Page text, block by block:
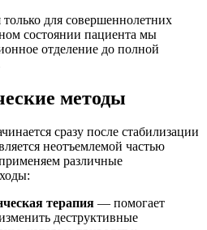
для совершеннолетних
состоянии пациента мы
отделение до полной
методы
сразу после стабилизации
неотъемлемой частью
различные
терапия — помогает
деструктивные